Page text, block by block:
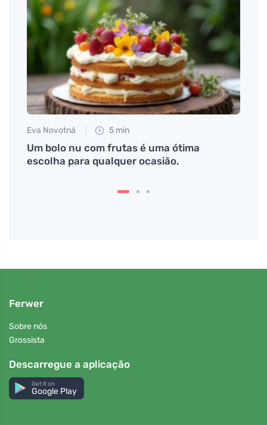
Eva Novotná 5 min
Um bolo nu com frutas é uma ótima
escolha para qualquer ocasião.
Ferwer
Sobre nós
Grossista
Descarregue a aplicação
Get it on
Google Play